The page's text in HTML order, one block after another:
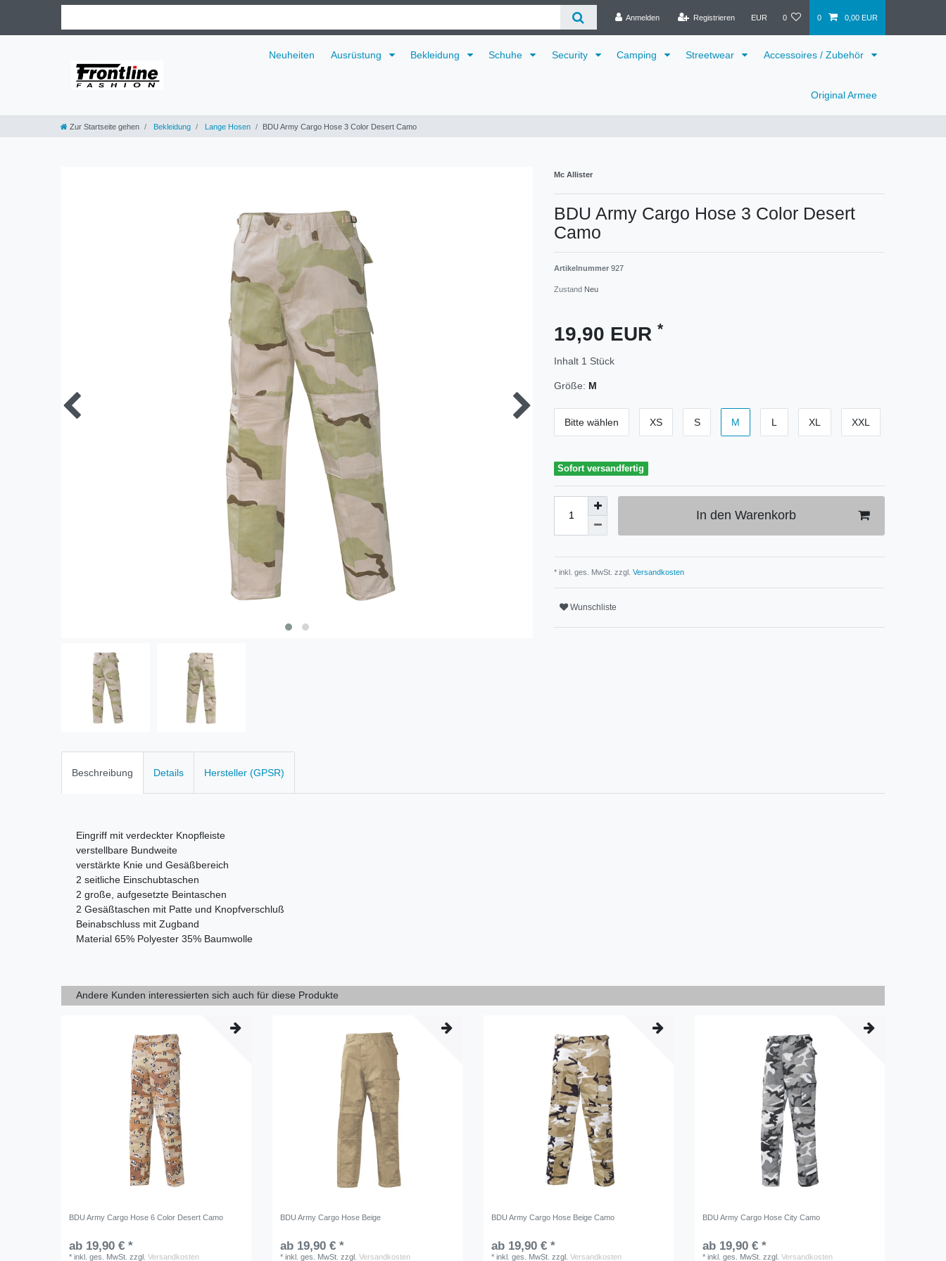
Anmelden Registrieren EUR 0 0 0,00 EUR
Neuheiten Ausrüstung Bekleidung Schuhe Security Camping Streetwear Accessoires / Zubehör
Original Armee
Zur Startseite gehen Bekleidung Lange Hosen BDU Army Cargo Hose 3 Color Desert Camo
Mc Allister
BDU Army Cargo Hose 3 Color Desert
Camo
Artikelnummer 927
Zustand Neu
19,90 EUR *
Inhalt 1 Stück
Größe: M
Bitte wählen XS S M L XL XXL
Sofort versandfertig
In den Warenkorb
* inkl. ges. MwSt. zzgl. Versandkosten
Wunschliste
Beschreibung Details Hersteller (GPSR)
Eingriff mit verdeckter Knopfleiste
verstellbare Bundweite
verstärkte Knie und Gesäßbereich
2 seitliche Einschubtaschen
2 große, aufgesetzte Beintaschen
2 Gesäßtaschen mit Patte und Knopfverschluß
Beinabschluss mit Zugband
Material 65% Polyester 35% Baumwolle
Andere Kunden interessierten sich auch für diese Produkte
BDU Army Cargo Hose 6 Color Desert Camo
ab 19,90 € *
*inkl. ges. MwSt. zzgl.Versandkosten
BDU Army Cargo Hose Beige
ab 19,90 € *
*inkl. ges. MwSt. zzgl.Versandkosten
BDU Army Cargo Hose Beige Camo
ab 19,90 € *
*inkl. ges. MwSt. zzgl.Versandkosten
BDU Army Cargo Hose City Camo
ab 19,90 € *
*inkl. ges. MwSt. zzgl.Versandkosten